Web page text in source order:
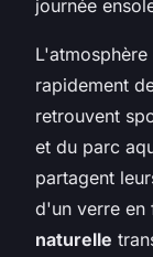
journée
rapidement
retrouvent
et du parc
partagent
d'un verre en
naturelle